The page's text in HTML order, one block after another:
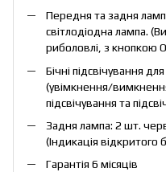
Передня та задня
світлодіодна лампа.
риболовлі, з кнопкою
Бічні підсвічування
(увімкнення/
підсвічування та
Задня лампа: 2 шт.
(Індикація відкритого
Гарантія 6 місяців